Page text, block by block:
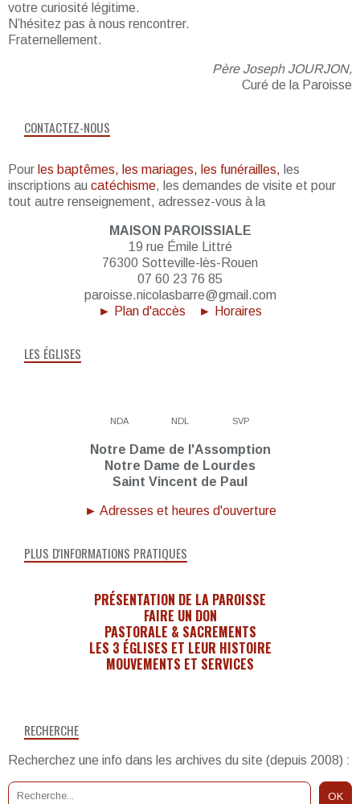
RECHERCHE
Recherchez une info dans les archives du site (depuis 2008) :
votre curiosité légitime.
N’hésitez pas à nous rencontrer.
Fraternellement.
Père Joseph JOURJON,
Curé de la Paroisse
CONTACTEZ-NOUS
Pour les baptêmes, les mariages, les funérailles, les
inscriptions au catéchisme, les demandes de visite et pour
tout autre renseignement, adressez-vous à la
MAISON PAROISSIALE
19 rue Émile Littré
76300 Sotteville-lès-Rouen
07 60 23 76 85
paroisse.nicolasbarre@gmail.com
► Plan d'accès
► Horaires
LES ÉGLISES
NDA NDL SVP
Notre Dame de l'Assomption
Notre Dame de Lourdes
Saint Vincent de Paul
► Adresses et heures d'ouverture
PLUS D'INFORMATIONS PRATIQUES
PRÉSENTATION DE LA PAROISSE
FAIRE UN DON
PASTORALE & SACREMENTS
LES 3 ÉGLISES ET LEUR HISTOIRE
MOUVEMENTS ET SERVICES